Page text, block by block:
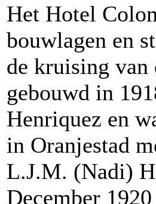
Het Hotel
bouwlagen en
de kruising van
gebouwd in
Henriquez en
in Oranjestad
L.J.M. (Nadi)
December